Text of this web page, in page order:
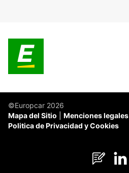
©Europcar 2026
Mapa del Sitio
Menciones legales
Politica de Privacidad y Cookies